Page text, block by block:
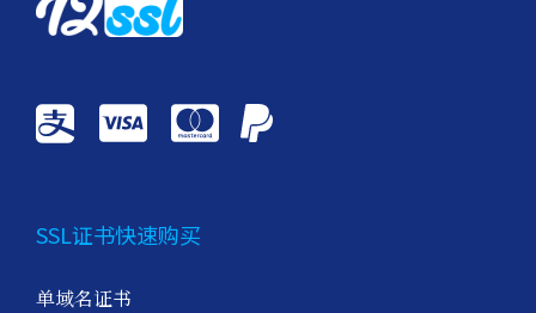
SSL证书快速购买
单域名证书